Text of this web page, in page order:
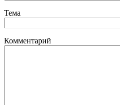
Тема
Комментарий